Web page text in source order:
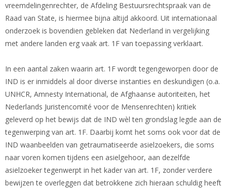
vreemdelingenrechter, de Afdeling Bestuursrechtspraak van de
Raad van State, is hiermee bijna altijd akkoord. Uit internationaal
onderzoek is bovendien gebleken dat Nederland in vergelijking
met andere landen erg vaak art. 1F van toepassing verklaart.
In een aantal zaken waarin art. 1F wordt tegengeworpen door de
IND is er inmiddels al door diverse instanties en deskundigen (o.a.
UNHCR, Amnesty International, de Afghaanse autoriteiten, het
Nederlands Juristencomité voor de Mensenrechten) kritiek
geleverd op het bewijs dat de IND wèl ten grondslag legde aan de
tegenwerping van art. 1F. Daarbij komt het soms ook voor dat de
IND waanbeelden van getraumatiseerde asielzoekers, die soms
naar voren komen tijdens een asielgehoor, aan dezelfde
asielzoeker tegenwerpt in het kader van art. 1F, zonder verdere
bewijzen te overleggen dat betrokkene zich hieraan schuldig heeft